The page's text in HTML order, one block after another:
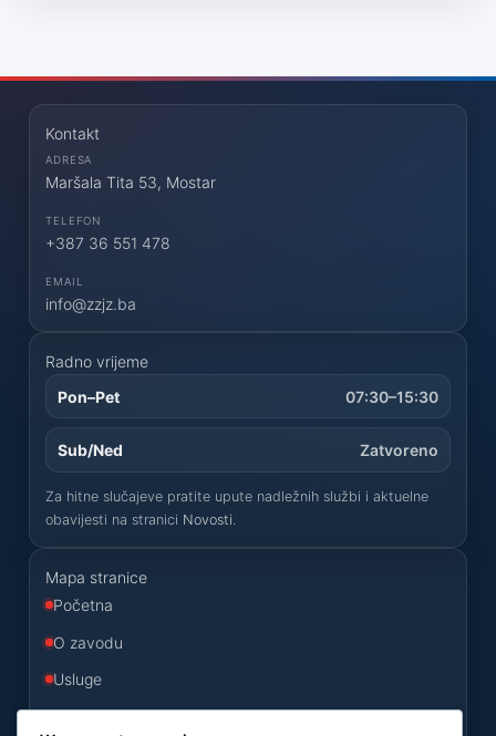
Kontakt
ADRESA
Maršala Tita 53, Mostar
TELEFON
+387 36 551 478
EMAIL
info@zzjz.ba
Radno vrijeme
Pon–Pet
07:30–15:30
Sub/Ned Zatvoreno
Za hitne slučajeve pratite upute nadležnih službi i aktuelne
obavijesti na stranici Novosti.
Mapa stranice
Početna
O zavodu
Usluge
Odluke